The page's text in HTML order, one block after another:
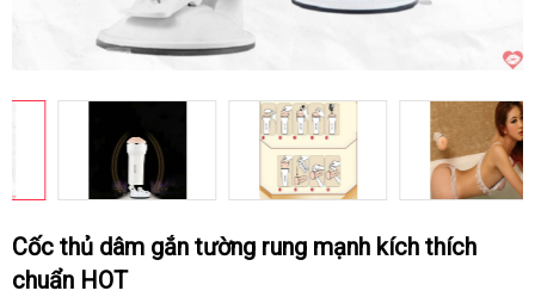
Cốc thủ dâm gắn tường rung mạnh kích thích
chuẩn HOT